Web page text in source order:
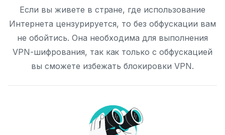
Если вы живете в стране, где использование
Интернета цензурируется, то без обфускации вам
не обойтись. Она необходима для выполнения
VPN-шифрования, так как только с обфускацией
вы сможете избежать блокировки VPN.